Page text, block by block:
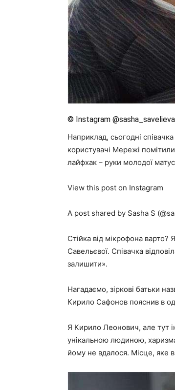
© Instagram @sasha_savelieva
Наприклад, сьогодні
користувачі Мережі
лайфхак – руки молодої
View this post on Instagram
A post shared by Sasha S
Стійка від мікрофона
Савельєвої. Співачка
залишити».
Нагадаємо, зіркові батьки
Кирило Сафонов пояснив в
Я Кирило Леонович, але тут
унікальною людиною,
йому не вдалося. Місце, яке